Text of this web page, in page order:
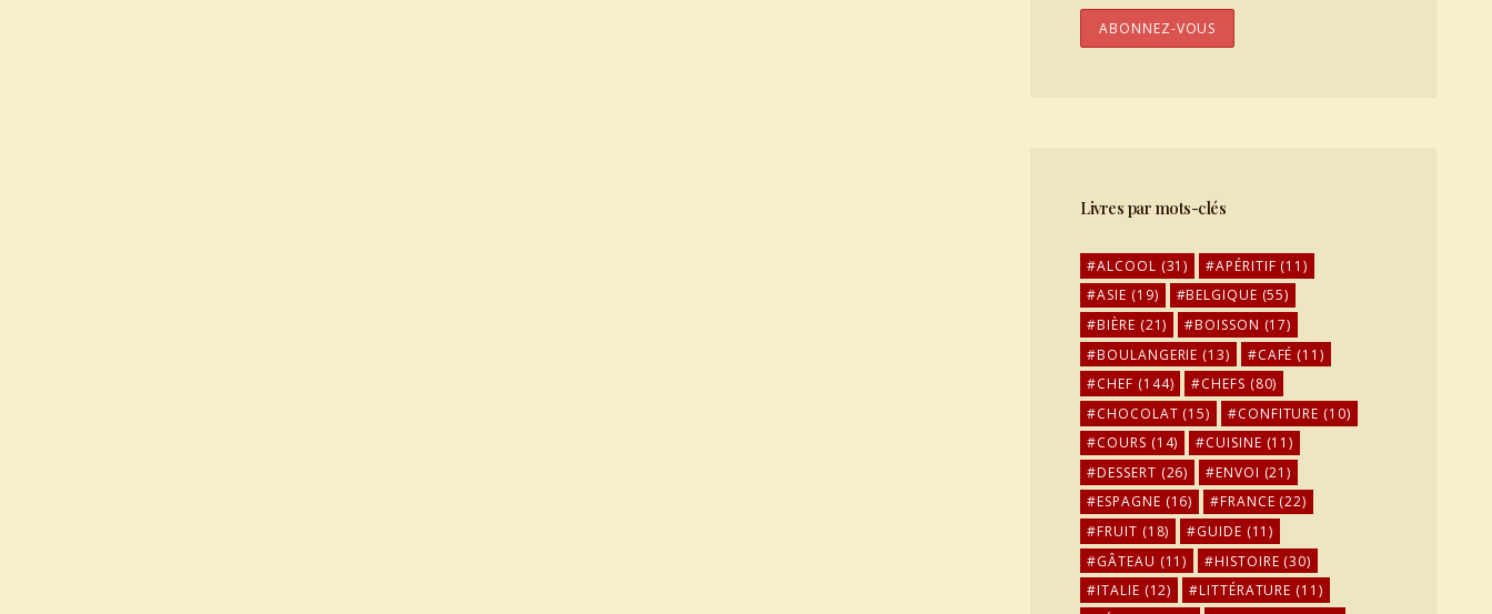
Livres par mots-clés
ALCOOL (31) APÉRITIF (11)
ASIE (19) BELGIQUE (55)
BIÈRE (21) BOISSON (17)
BOULANGERIE (13) CAFÉ (11)
CHEF (144) CHEFS (80)
CHOCOLAT (15) CONFITURE (10)
COURS (14) CUISINE (11)
DESSERT (26) ENVOI (21)
ESPAGNE (16) FRANCE (22)
FRUIT (18) GUIDE (11)
GÂTEAU (11) HISTOIRE (30)
ITALIE (12) LITTÉRATURE (11)